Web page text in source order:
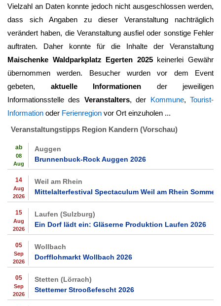
Vielzahl an Daten konnte jedoch nicht ausgeschlossen werden,
dass sich Angaben zu dieser Veranstaltung nachträglich
verändert haben, die Veranstaltung ausfiel oder sonstige Fehler
auftraten. Daher konnte für die Inhalte der Veranstaltung
Maischenke Waldparkplatz Egerten 2025keinerlei Gewähr
übernommen werden. Besucher wurden vor dem Event
gebeten, aktuelle Informationen der jeweiligen
Informationsstelle des Veranstalters, der Kommune,Tourist-
Information oder Ferienregion vor Ort einzuholen ...
Veranstaltungstipps Region Kandern (Vorschau)
ab
08
Aug
Auggen
Brunnenbuck-Rock Auggen 2026
14
Aug
2026
Weil am Rhein
Mittelalterfestival Spectaculum Weil am Rhein Sommer
15
Aug
2026
Laufen (Sulzburg)
Ein Dorf lädt ein: Gläserne Produktion Laufen 2026
05
Sep
2026
Wollbach
Dorfflohmarkt Wollbach 2026
05
Sep
2026
Stetten (Lörrach)
Stettemer Strooßefescht 2026